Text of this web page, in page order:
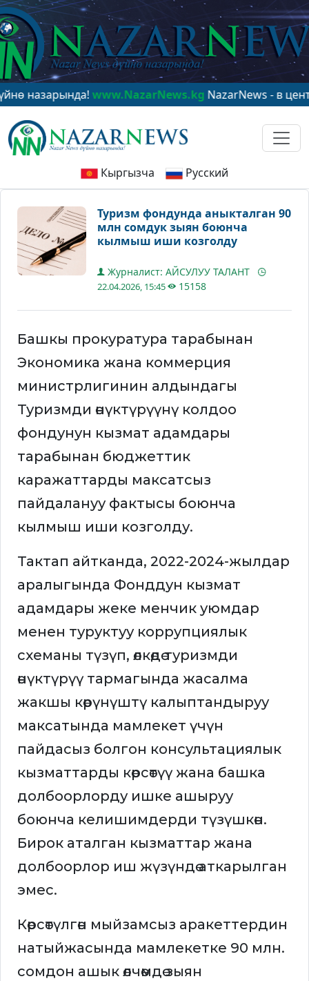
www.NazarNews.kgNazarNews - в центре
Кыргызча Русский
Туризм фондунда аныкталган 90
млн сомдук зыян боюнча
кылмыш иши козголду
Журналист: АЙСУЛУУ ТАЛАНТ
22.04.2026, 15:45 15158
Башкы прокуратура тарабынан
Экономика жана коммерция
министрлигинин алдындагы
Туризмди өнүктүрүүнү колдоо
фондунун кызмат адамдары
тарабынан бюджеттик
каражаттарды максатсыз
пайдалануу фактысы боюнча
кылмыш иши козголду.
Тактап айтканда, 2022-2024-жылдар
аралыгында Фонддун кызмат
адамдары жеке менчик уюмдар
менен туруктуу коррупциялык
схеманы түзүп, өлкөдө туризмди
өнүктүрүү тармагында жасалма
жакшы көрүнүштү калыптандыруу
максатында мамлекет үчүн
пайдасыз болгон консультациялык
кызматтарды көрсөтүү жана башка
долбоорлорду ишке ашыруу
боюнча келишимдерди түзүшкөн.
Бирок аталган кызматтар жана
долбоорлор иш жүзүндө аткарылган
эмес.
Көрсөтүлгөн мыйзамсыз аракеттердин
натыйжасында мамлекетке 90 млн.
сомдон ашык өлчөмдө зыян